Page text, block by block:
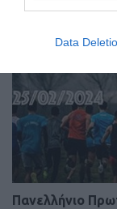
Data
Πανελλήνιο